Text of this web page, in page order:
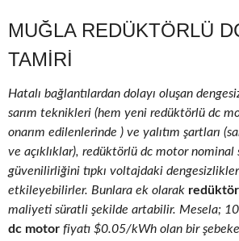
MUĞLA REDÜKTÖRLÜ
TAMIRI
Hatalı bağlantılardan dolayı oluşan
sarım teknikleri (hem yeni redüktörlü dc
onarım edilenlerinde ) ve yalıtım şartları
ve açıklıklar), redüktörlü dc motor nominal
güvenilirliğini tıpkı voltajdaki
etkileyebilirler. Bunlara ek olarak
maliyeti süratli şekilde artabilir. Mesela;
dc motor fiyatı $0.05/kWh olan bir